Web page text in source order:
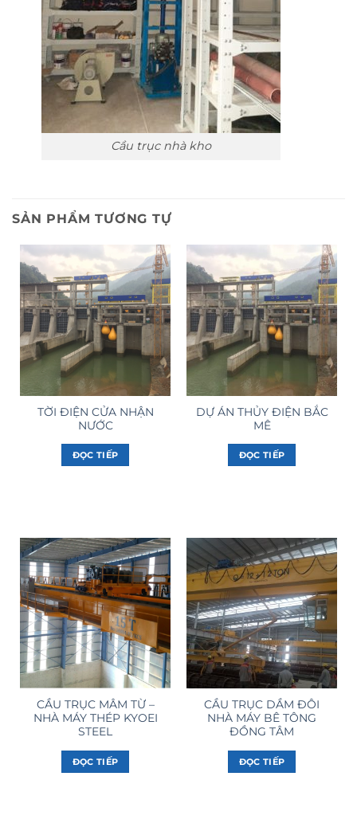
Cầu trục nhà kho
SẢN PHẨM TƯƠNG TỰ
TỜI ĐIỆN CỬA NHẬN
NƯỚC
ĐỌC TIẾP
DỰ ÁN THỦY ĐIỆN BẮC
MÊ
ĐỌC TIẾP
CẦU TRỤC MÂM TỪ –
NHÀ MÁY THÉP KYOEI
STEEL
ĐỌC TIẾP
CẦU TRỤC DẦM ĐÔI
NHÀ MÁY BÊ TÔNG
ĐỒNG TÂM
ĐỌC TIẾP